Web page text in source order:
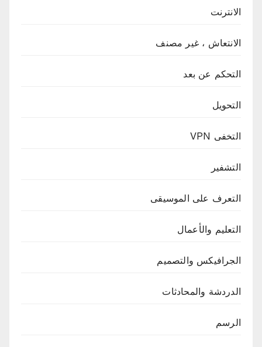
الانترنت
الانتعاش ، غير مصنف
التحكم عن بعد
التحويل
التخفى VPN
التشفير
التعرف على الموسيقى
التعليم والأعمال
الجرافيكس والتصميم
الدردشة والمحادثات
الرسم